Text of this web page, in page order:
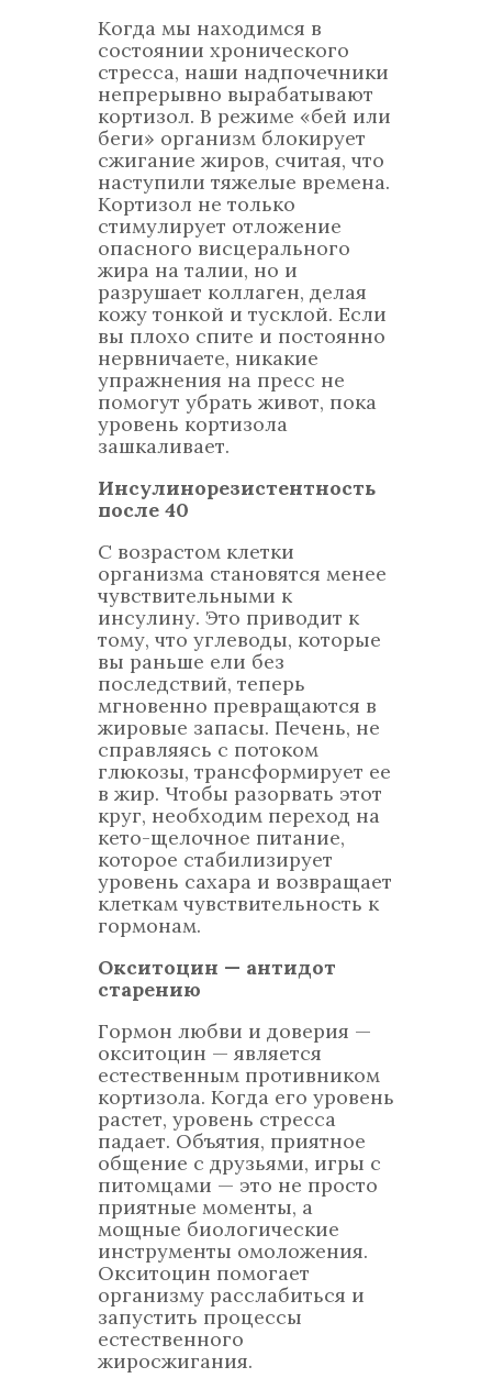
Когда мы находимся в
состоянии хронического
стресса, наши надпочечники
непрерывно вырабатывают
кортизол. В режиме «бей или
беги» организм блокирует
сжигание жиров, считая, что
наступили тяжелые времена.
Кортизол не только
стимулирует отложение
опасного висцерального
жира на талии, но и
разрушает коллаген, делая
кожу тонкой и тусклой. Если
вы плохо спите и постоянно
нервничаете, никакие
упражнения на пресс не
помогут убрать живот, пока
уровень кортизола
зашкаливает.
Инсулинорезистентность
после 40
С возрастом клетки
организма становятся менее
чувствительными к
инсулину. Это приводит к
тому, что углеводы, которые
вы раньше ели без
последствий, теперь
мгновенно превращаются в
жировые запасы. Печень, не
справляясь с потоком
глюкозы, трансформирует ее
в жир. Чтобы разорвать этот
круг, необходим переход на
кето-щелочное питание,
которое стабилизирует
уровень сахара и возвращает
клеткам чувствительность к
гормонам.
Окситоцин — антидот
старению
Гормон любви и доверия —
окситоцин — является
естественным противником
кортизола. Когда его уровень
растет, уровень стресса
падает. Объятия, приятное
общение с друзьями, игры с
питомцами — это не просто
приятные моменты, а
мощные биологические
инструменты омоложения.
Окситоцин помогает
организму расслабиться и
запустить процессы
естественного
жиросжигания.